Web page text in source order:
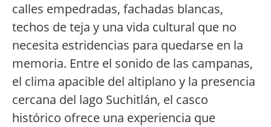
calles empedradas, fachadas blancas,
techos de teja y una vida cultural que no
necesita estridencias para quedarse en la
memoria. Entre el sonido de las campanas,
el clima apacible del altiplano y la presencia
cercana del lago Suchitlán, el casco
histórico ofrece una experiencia que